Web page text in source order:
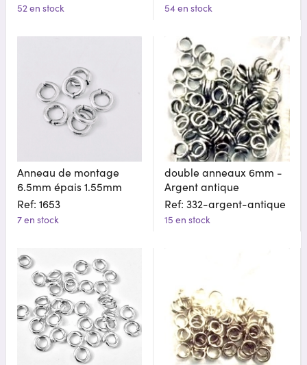
52 en stock 54 en stock
Anneau de montage
6.5mm épais 1.55mm
Ref: 1653
7 en stock
double anneaux 6mm -
Argent antique
Ref: 332-argent-antique
15 en stock